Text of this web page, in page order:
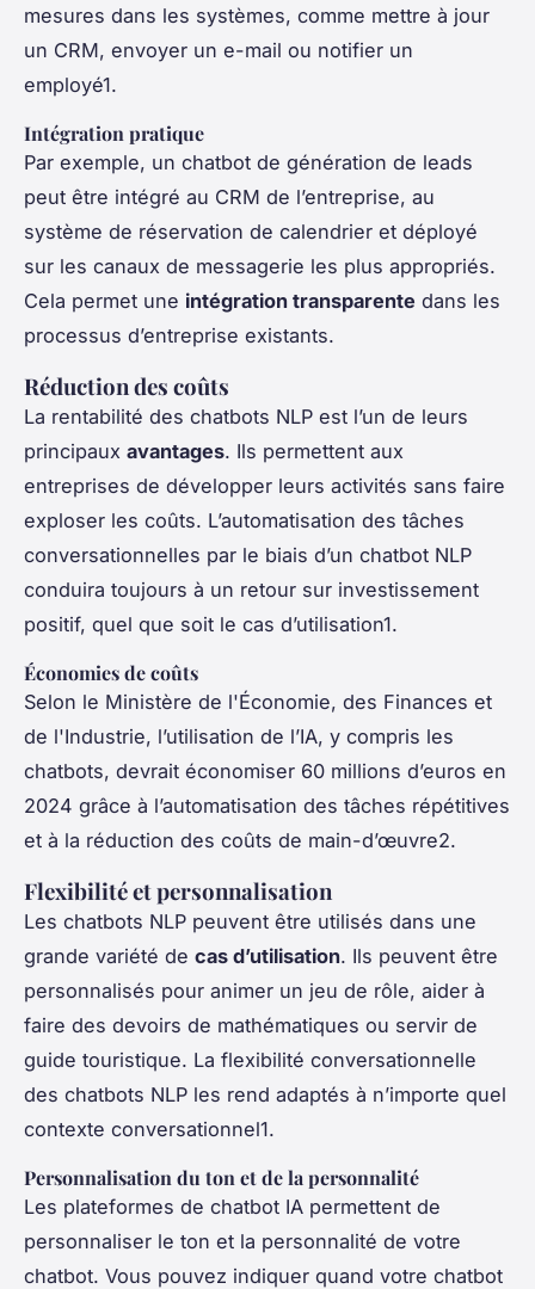
mesures dans les systèmes, comme mettre à jour
un CRM, envoyer un e-mail ou notifier un
employé1.
Intégration pratique
Par exemple, un chatbot de génération de leads
peut être intégré au CRM de l’entreprise, au
système de réservation de calendrier et déployé
sur les canaux de messagerie les plus appropriés.
Cela permet une intégration transparente dans les
processus d’entreprise existants.
Réduction des coûts
La rentabilité des chatbots NLP est l’un de leurs
principaux avantages. Ils permettent aux
entreprises de développer leurs activités sans faire
exploser les coûts. L’automatisation des tâches
conversationnelles par le biais d’un chatbot NLP
conduira toujours à un retour sur investissement
positif, quel que soit le cas d’utilisation1.
Économies de coûts
Selon le Ministère de l'Économie, des Finances et
de l'Industrie, l’utilisation de l’IA, y compris les
chatbots, devrait économiser 60 millions d’euros en
2024 grâce à l’automatisation des tâches répétitives
et à la réduction des coûts de main-d’œuvre2.
Flexibilité et personnalisation
Les chatbots NLP peuvent être utilisés dans une
grande variété de cas d’utilisation. Ils peuvent être
personnalisés pour animer un jeu de rôle, aider à
faire des devoirs de mathématiques ou servir de
guide touristique. La flexibilité conversationnelle
des chatbots NLP les rend adaptés à n’importe quel
contexte conversationnel1.
Personnalisation du ton et de la personnalité
Les plateformes de chatbot IA permettent de
personnaliser le ton et la personnalité de votre
chatbot. Vous pouvez indiquer quand votre chatbot